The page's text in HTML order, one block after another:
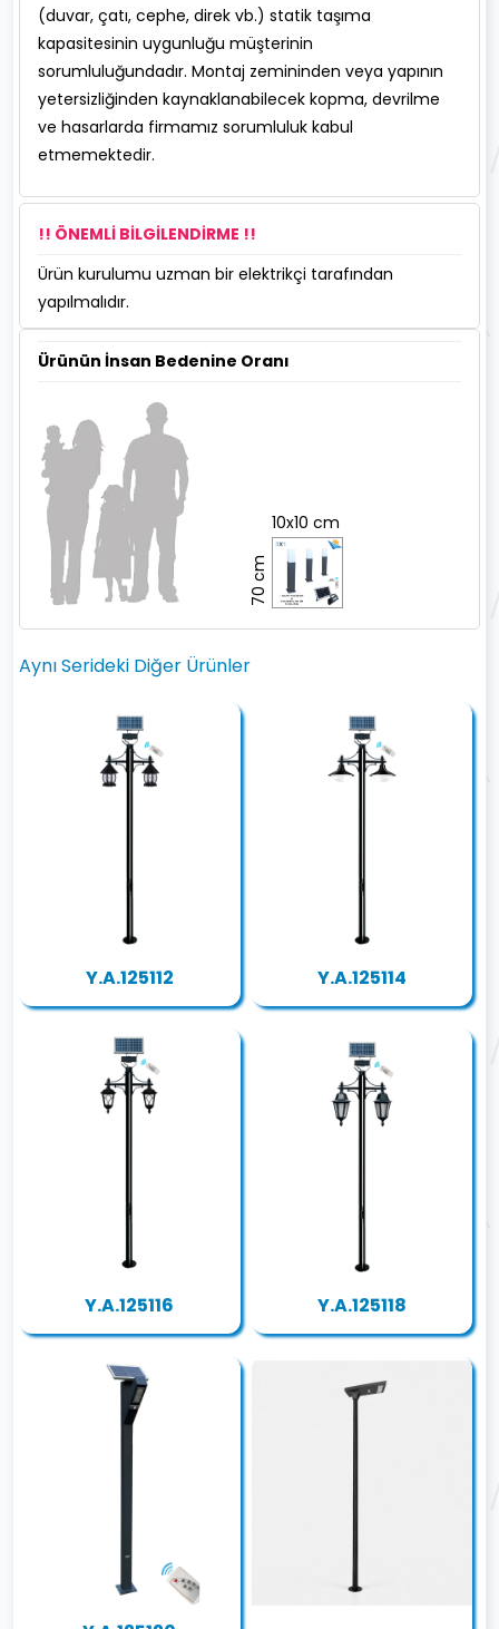
(duvar, çatı, cephe, direk vb.) statik taşıma
kapasitesinin uygunluğu müşterinin
sorumluluğundadır. Montaj zemininden veya yapının
yetersizliğinden kaynaklanabilecek kopma, devrilme
ve hasarlarda firmamız sorumluluk kabul
etmemektedir.
!! ÖNEMLİ BİLGİLENDİRME !!
Ürün kurulumu uzman bir elektrikçi tarafından
yapılmalıdır.
Ürünün İnsan Bedenine Oranı
10x10 cm
70 cm
Aynı Serideki Diğer Ürünler
Y.A.125112 Y.A.125114
Y.A.125116 Y.A.125118